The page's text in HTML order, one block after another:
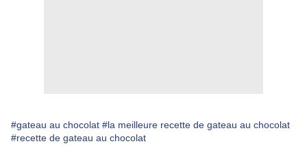
#gateau au chocolat #la meilleure recette de gateau au chocolat
#recette de gateau au chocolat